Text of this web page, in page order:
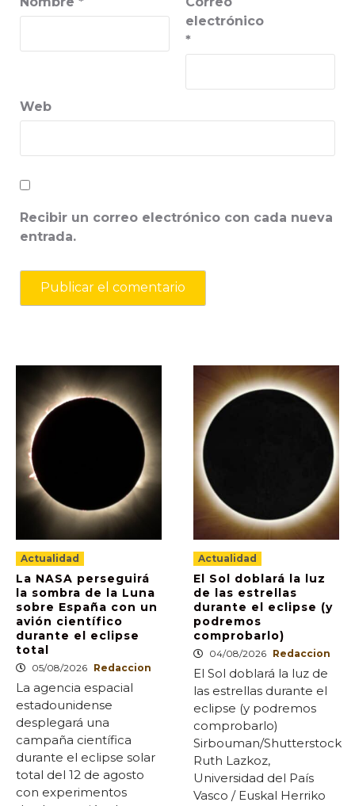
electrónico
*
Web
Recibir un correo electrónico con cada nueva
entrada.
Actualidad
La NASA perseguirá
la sombra de la Luna
sobre España con un
avión científico
durante el eclipse
total
05/08/2026 Redaccion
La agencia espacial
estadounidense
desplegará una
campaña científica
durante el eclipse solar
total del 12 de agosto
con experimentos
Actualidad
El Sol doblará la luz
de las estrellas
durante el eclipse (y
podremos
comprobarlo)
04/08/2026 Redaccion
El Sol doblará la luz de
las estrellas durante el
eclipse (y podremos
comprobarlo)
Sirbouman/Shutterstock
Ruth Lazkoz,
Universidad del País
Vasco / Euskal Herriko